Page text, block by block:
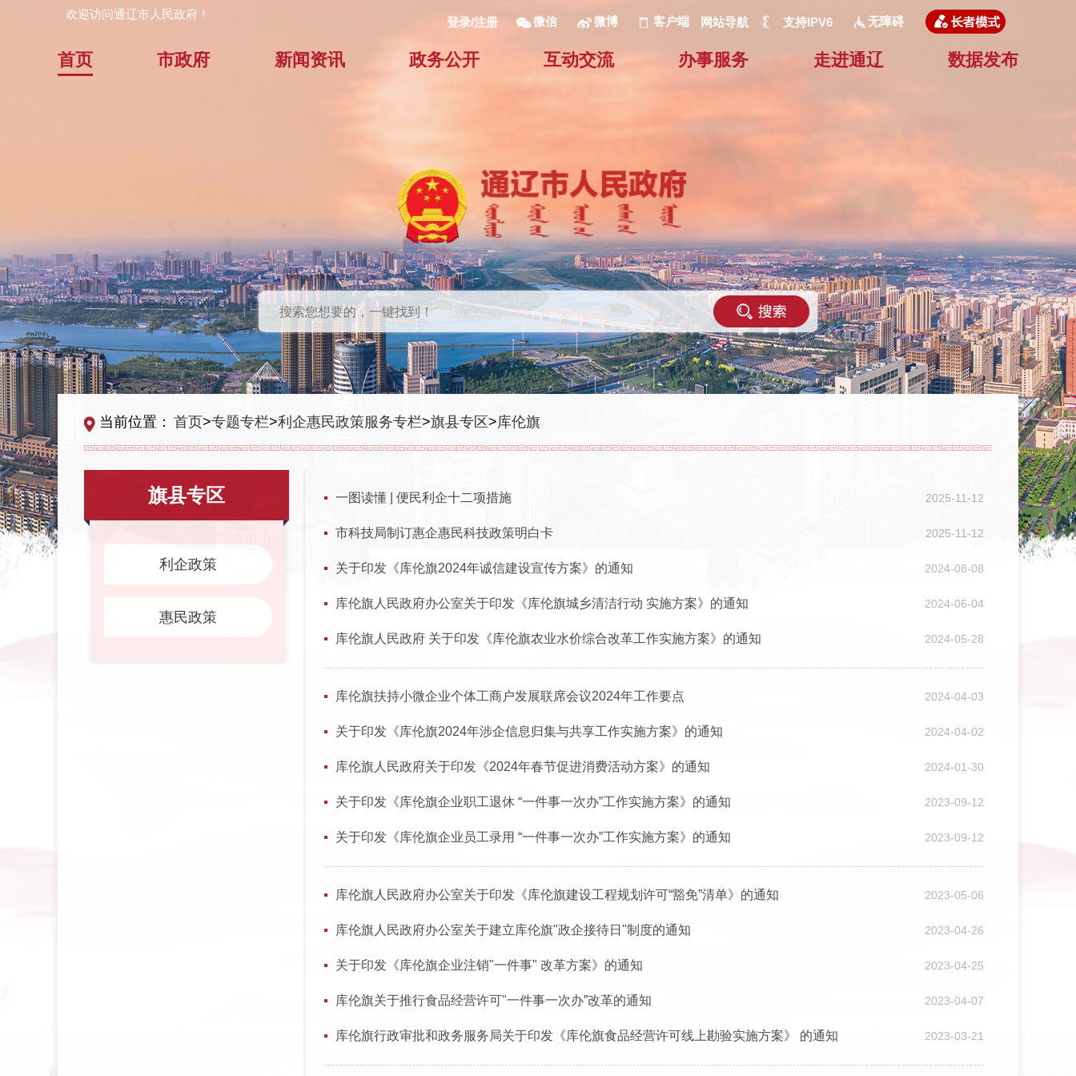
欢迎访问通辽市人民政府！
登录/注册 微信 微博 客户端 网站导航 支持IPV6 无障碍
首页 市政府 新闻资讯 政务公开 互动交流 办事服务 走进通辽 数据发布
当前位置： 首页>专题专栏>利企惠民政策服务专栏>旗县专区>库伦旗
旗县专区
利企政策
惠民政策
一图读懂 | 便民利企十二项措施 2025-11-12
市科技局制订惠企惠民科技政策明白卡 2025-11-12
关于印发《库伦旗2024年诚信建设宣传方案》的通知 2024-08-08
库伦旗人民政府办公室​关于印发《库伦旗城乡清洁行动 实施方案》的通知 2024-06-04
库伦旗人民政府 关于印发《库伦旗农业水价综合改革工作实施方案》的通知 2024-05-28
库伦旗扶持小微企业个体工商户发展联席会议2024年工作要点 2024-04-03
关于印发《库伦旗2024年涉企信息归集与共享工作实施方案》的通知 2024-04-02
库伦旗人民政府关于印发《2024年春节促进消费活动方案》的通知 2024-01-30
关于印发《库伦旗企业职工退休 “一件事一次办”工作实施方案》的通知 2023-09-12
关于印发《库伦旗企业员工录用 “一件事一次办”工作实施方案》的通知 2023-09-12
库伦旗人民政府办公室关于印发《库伦旗建设工程规划许可“豁免”清单》的通知 2023-05-06
库伦旗人民政府办公室关于建立库伦旗"政企接待日"制度的通知 2023-04-26
关于印发《库伦旗企业注销"一件事" 改革方案》的通知 2023-04-25
库伦旗关于推行食品经营许可"一件事一次办”改革的通知 2023-04-07
库伦旗行政审批和政务服务局关于印发《库伦旗食品经营许可线上勘验实施方案》 的通知 2023-03-21